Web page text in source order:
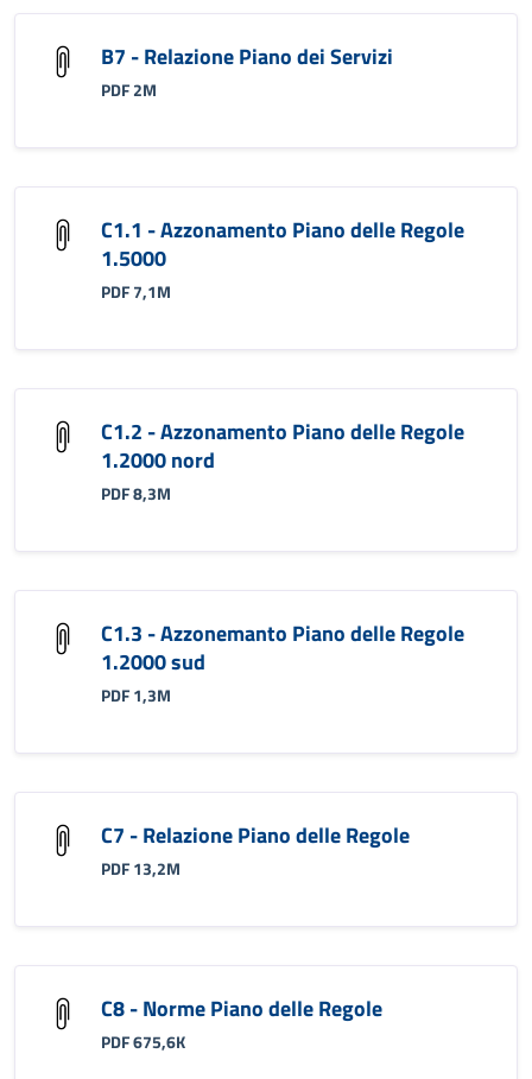
B7 - Relazione Piano dei Servizi
PDF 2M
C1.1 - Azzonamento Piano delle Regole
1.5000
PDF 7,1M
C1.2 - Azzonamento Piano delle Regole
1.2000 nord
PDF 8,3M
C1.3 - Azzonemanto Piano delle Regole
1.2000 sud
PDF 1,3M
C7 - Relazione Piano delle Regole
PDF 13,2M
C8 - Norme Piano delle Regole
PDF 675,6K